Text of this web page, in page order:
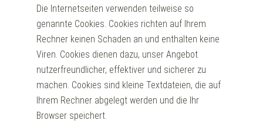
Die Internetseiten verwenden teilweise so
genannte Cookies. Cookies richten auf Ihrem
Rechner keinen Schaden an und enthalten keine
Viren. Cookies dienen dazu, unser Angebot
nutzerfreundlicher, effektiver und sicherer zu
machen. Cookies sind kleine Textdateien, die auf
Ihrem Rechner abgelegt werden und die Ihr
Browser speichert.